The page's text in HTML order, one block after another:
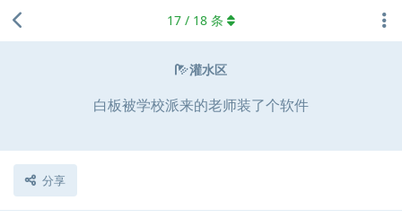
灌水区
白板被学校派来的老师装了个软件
分享
17 / 18 条